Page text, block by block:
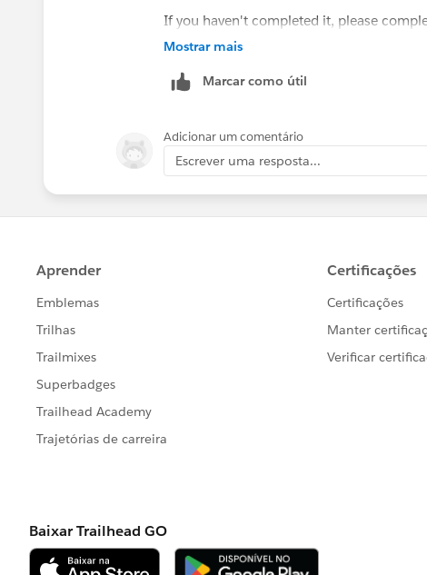
If you haven't completed it, please
implementing. If you completed it
Customize the user interface module.
I hope this helps in understanding why
Mostrar mais
Marcar como útil
Adicionar um comentário
Escrever uma resposta...